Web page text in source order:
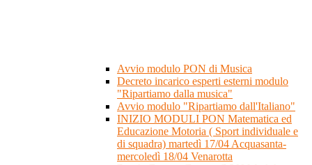
Avvio modulo PON di Musica
Decreto incarico esperti esterni modulo
"Ripartiamo dalla musica"
Avvio modulo "Ripartiamo dall'Italiano"
INIZIO MODULI PON Matematica ed
Educazione Motoria ( Sport individuale e
di squadra) martedì 17/04 Acquasanta-
mercoledì 18/04 Venarotta